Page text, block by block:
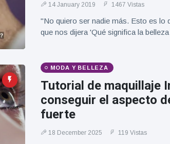
14 January 2019 1467 Vistas
"No quiero ser nadie más. Esto es lo
que nos dijera 'Qué significa la
MODA Y BELLEZA
Tutorial de maquillaje
conseguir el aspecto
fuerte
18 December 2025 119 Vistas